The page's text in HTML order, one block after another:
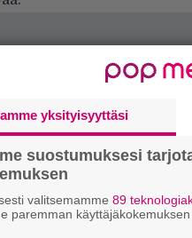
yksityisyyttäsi
suostumuksesi
valitsemamme 89
paremman